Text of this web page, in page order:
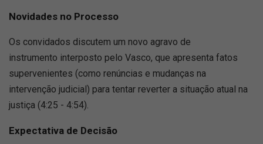
Novidades no Processo
Os convidados discutem um novo agravo de
instrumento interposto pelo Vasco, que apresenta fatos
supervenientes (como renúncias e mudanças na
intervenção judicial) para tentar reverter a situação atual na
justiça (4:25 - 4:54).
Expectativa de Decisão